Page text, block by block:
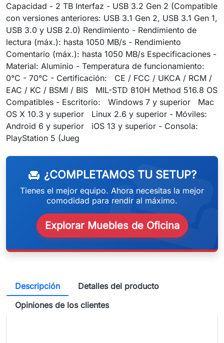
Capacidad - 2 TB Interfaz - USB 3.2 Gen 2 (Compatible
con versiones anteriores: USB 3.1 Gen 2, USB 3.1 Gen 1,
USB 3.0 y USB 2.0) Rendimiento - Rendimiento de
lectura (máx.): hasta 1050 MB/s - Rendimiento
Comentario (máx.): hasta 1050 MB/s Especificaciones -
Material: Aluminio - Temperatura de funcionamiento:
0°C - 70°C - Certificación: CE / FCC / UKCA / RCM /
EAC / KC / BSMI / BIS MIL-STD 810H Method 516.8 OS
Compatibles - Escritorio: Windows 7 y superior Mac
OS X 10.3 y superior Linux 2.6 y superior - Móviles:
Android 6 y superior iOS 13 y superior - Consola:
PlayStation 5 (Jueg
chair ¿COMPLETAMOS TU SETUP?
Tienes el mejor equipo. Ahora necesitas la mejor
comodidad para rendir al máximo.
Explorar Muebles de Oficina
Descripción
Detalles del producto
Opiniones de los clientes